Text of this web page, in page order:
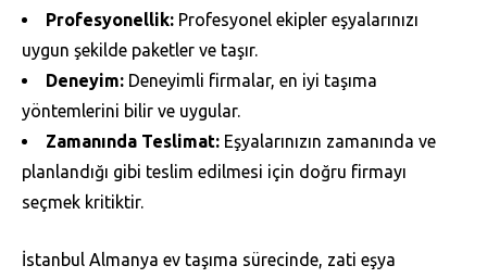
Profesyonellik: Profesyonel ekipler eşyalarınızı
uygun şekilde paketler ve taşır.
Deneyim: Deneyimli firmalar, en iyi taşıma
yöntemlerini bilir ve uygular.
Zamanında Teslimat: Eşyalarınızın zamanında ve
planlandığı gibi teslim edilmesi için doğru firmayı
seçmek kritiktir.
İstanbul Almanya ev taşıma sürecinde, zati eşya